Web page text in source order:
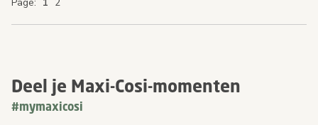
Deel je Maxi-Cosi-momenten
#mymaxicosi